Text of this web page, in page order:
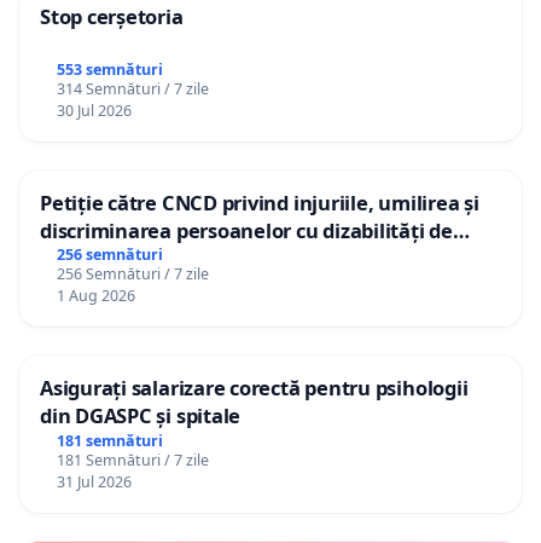
Stop cerșetoria
553 semnături
314 Semnături / 7 zile
30 Jul 2026
Petiție către CNCD privind injuriile, umilirea și
discriminarea persoanelor cu dizabilități de
către utilizatorul TikTok „Gorici”
256 semnături
256 Semnături / 7 zile
1 Aug 2026
Asigurați salarizare corectă pentru psihologii
din DGASPC și spitale
181 semnături
181 Semnături / 7 zile
31 Jul 2026